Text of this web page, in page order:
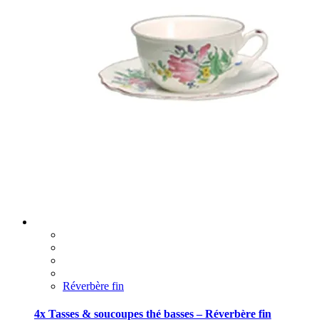
Réverbère fin
4x Tasses & soucoupes thé basses – Réverbère fin